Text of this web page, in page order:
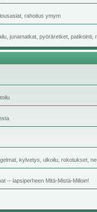
rahoitus ymym
junamatkat, pyöräretket, patikointi,
kylvetys, ulkoilu, rokotukset,
-- lapsiperheen Mitä-Mistä-Milloin!